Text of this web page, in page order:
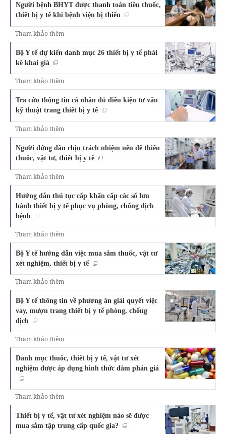
Người bệnh BHYT được thanh toán tiền thuốc,
thiết bị y tế khi bệnh viện bị thiếu
Tham khảo thêm
Bộ Y tế dự kiến danh mục 26 thiết bị y tế phải
kê khai giá
Tham khảo thêm
Tra cứu thông tin cá nhân đủ điều kiện tư vấn
kỹ thuật trang thiết bị y tế
Tham khảo thêm
Người đứng đầu chịu trách nhiệm nếu để thiếu
thuốc, vật tư, thiết bị y tế
Tham khảo thêm
Hướng dẫn thủ tục cấp khẩn cấp các số lưu
hành thiết bị y tế phục vụ phòng, chống dịch
bệnh
Tham khảo thêm
Bộ Y tế hướng dẫn việc mua sắm thuốc, vật tư
xét nghiệm, thiết bị y tế
Tham khảo thêm
Bộ Y tế thông tin về phương án giải quyết việc
vay, mượn trang thiết bị y tế phòng, chống
dịch
Tham khảo thêm
Danh mục thuốc, thiết bị y tế, vật tư xét
nghiệm được áp dụng hình thức đàm phán giá
Tham khảo thêm
Thiết bị y tế, vật tư xét nghiệm nào sẽ được
mua sắm tập trung cấp quốc gia?